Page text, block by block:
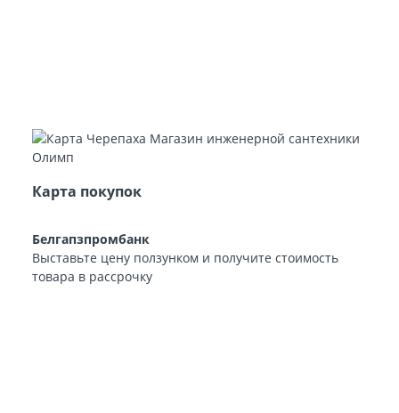
Карта покупок
Белгапзпромбанк
Выставьте цену ползунком и получите стоимость
товара в рассрочку